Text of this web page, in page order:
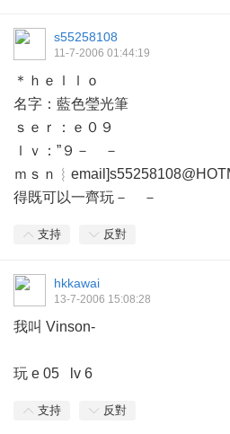
s55258108
11-7-2006 01:44:19
＊ｈｅｌｌｏ
名字：藍色瑩光筆
ｓｅｒ：ｅ０９
ｌｖ：”９－ －
ｍｓｎ
得既可以一齊玩－ －
支持 反對
hkkawai
13-7-2006 15:08:28
我叫 Vinson-
玩 e 05 lv 6
支持 反對